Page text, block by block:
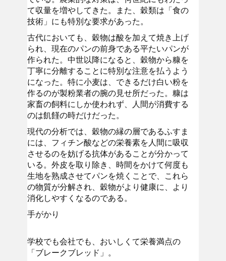
て収量を増やしてきた。また、穀類は「食の
技術」にも特別な要求があった。
古代においても、穀物は酸を加えて焼き上げ
られ、現在のパンの前身である平たいパンが
作られた。中世以降になると、穀物から糠を
丁寧に分離することに特別な注意を払うよう
になった。特に小麦は、できるだけ白い粉を
作るのが製粉業者の腕の見せ所だった。糠は
家畜の飼料にしか使われず、人間が消費する
のは飢饉の時だけだった。
現代の分析では、穀物の縁の層であるふすま
には、フィチン酸などの栄養素を人間に吸収
させるのを妨げる抗体があることが分かって
いる。外皮を取り除き、時間をかけて何度も
生地を熟成させてパンを焼くことで、これら
の物質が分解され、穀物がより健康に、より
消化しやすくなるのである。
手がかり
学校でも会社でも、おいしくて栄養満点の
「ブレークブレッド」。